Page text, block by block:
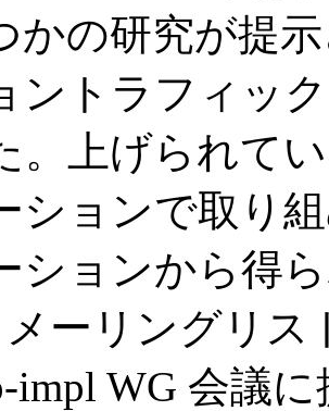
かの研究が提
ントラフィッ
。上げられて
ションで取り
ションから得
ーリングリス
impl WG 会議